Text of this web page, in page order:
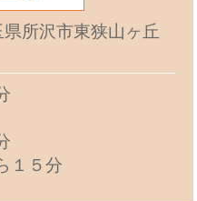
所沢市東狭山ヶ丘
１５分